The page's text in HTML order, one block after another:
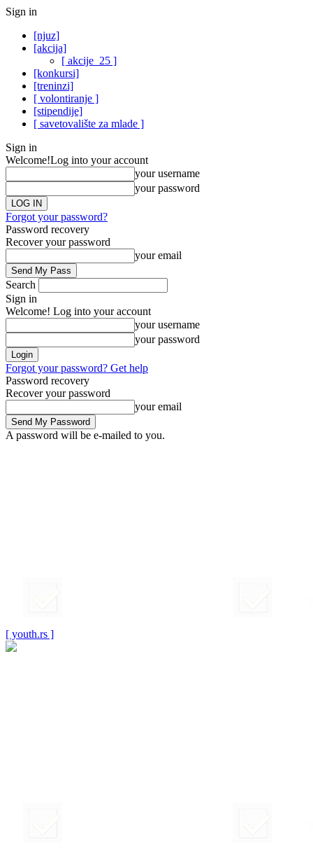
Sign in
[njuz]
[akcija]
[ akcije_25 ]
[konkursi]
[treninzi]
[ volontiranje ]
[stipendije]
[ savetovalište za mlade ]
Sign in
Welcome!Log into your account
your username
your password
Forgot your password?
Password recovery
Recover your password
your email
Search
Sign in
Welcome! Log into your account
your username
your password
Forgot your password? Get help
Password recovery
Recover your password
your email
A password will be e-mailed to you.
[ youth.rs ]